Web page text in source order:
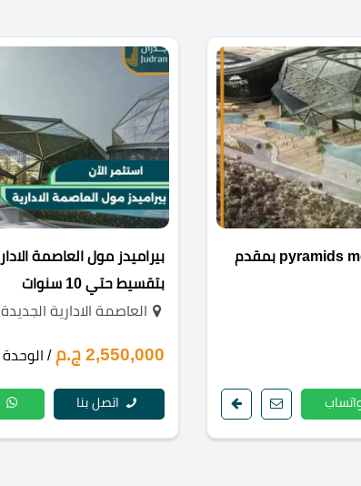
بيراميدز ميجا مول pyramids mega mall بمقدم
بتقسيط حتي 10 سنوات
العاصمة الادارية الجديدة
2,550,000 ج.م / الوحدة
اتصل بنا